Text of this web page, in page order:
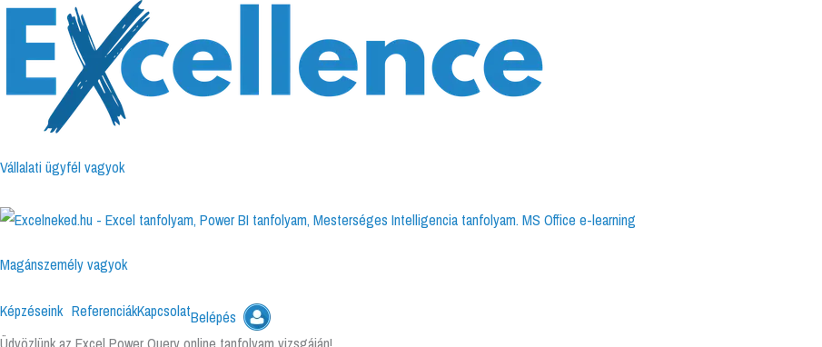
Skip
content
Vállalati ügyfél vagyok
Magánszemély vagyok
Képzéseink ReferenciákKapcsolatBelépés